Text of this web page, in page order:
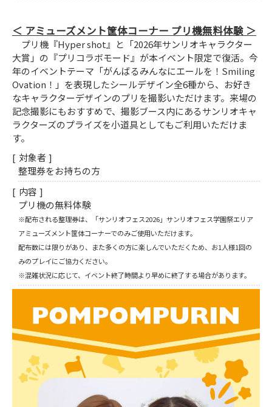
アミューズメント筐体コーナー プリ機無料体験
プリ機『Hyper shot』と「2026年サンリオキャラクター
大賞」の『プリコラボモード』が本イベント限定で復活。今
年のイベントテーマ「がんばるみんなにエールを！Smiling
Ovation！」を表現したシールデザイン全6種から、お好き
なキャラクターデザインのプリを撮影いただけます。来場の
記念撮影にもおすすめで、撮影ブース内にあるサンリオキャ
ラクターズのプライズを小道具としてもご利用いただけま
す。
対象者
整理券をお持ちの方
内容
プリ機の無料体験
※配布される整理券は、「サンリオフェス2026」サンリオフェス学園祭エリア
アミューズメント筐体コーナーでのみご使用いただけます。
配布数には限りがあり、また多くの方に楽しんでいただくため、お1人様1回の
みのプレイにご協力ください。
※混雑状況に応じて、イベント終了時間より早めに終了する場合があります。